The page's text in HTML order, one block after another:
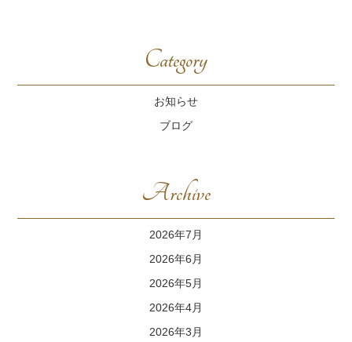
Category
お知らせ
ブログ
Archive
2026年7月
2026年6月
2026年5月
2026年4月
2026年3月